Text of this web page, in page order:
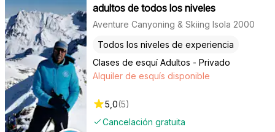
adultos de todos los niveles
Aventure Canyoning & Skiing Isola 2000
Clases de esquí Adultos - Privado
Todos los niveles de experiencia
Cancelación gratuita
Alquiler de esquís disponible
5,0(5)